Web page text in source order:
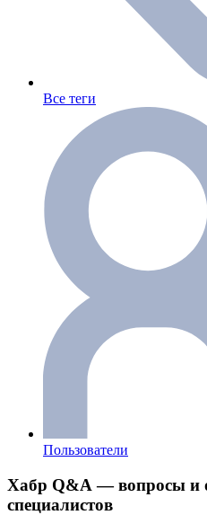
Все теги
Пользователи
Хабр Q&A — вопросы и
специалистов